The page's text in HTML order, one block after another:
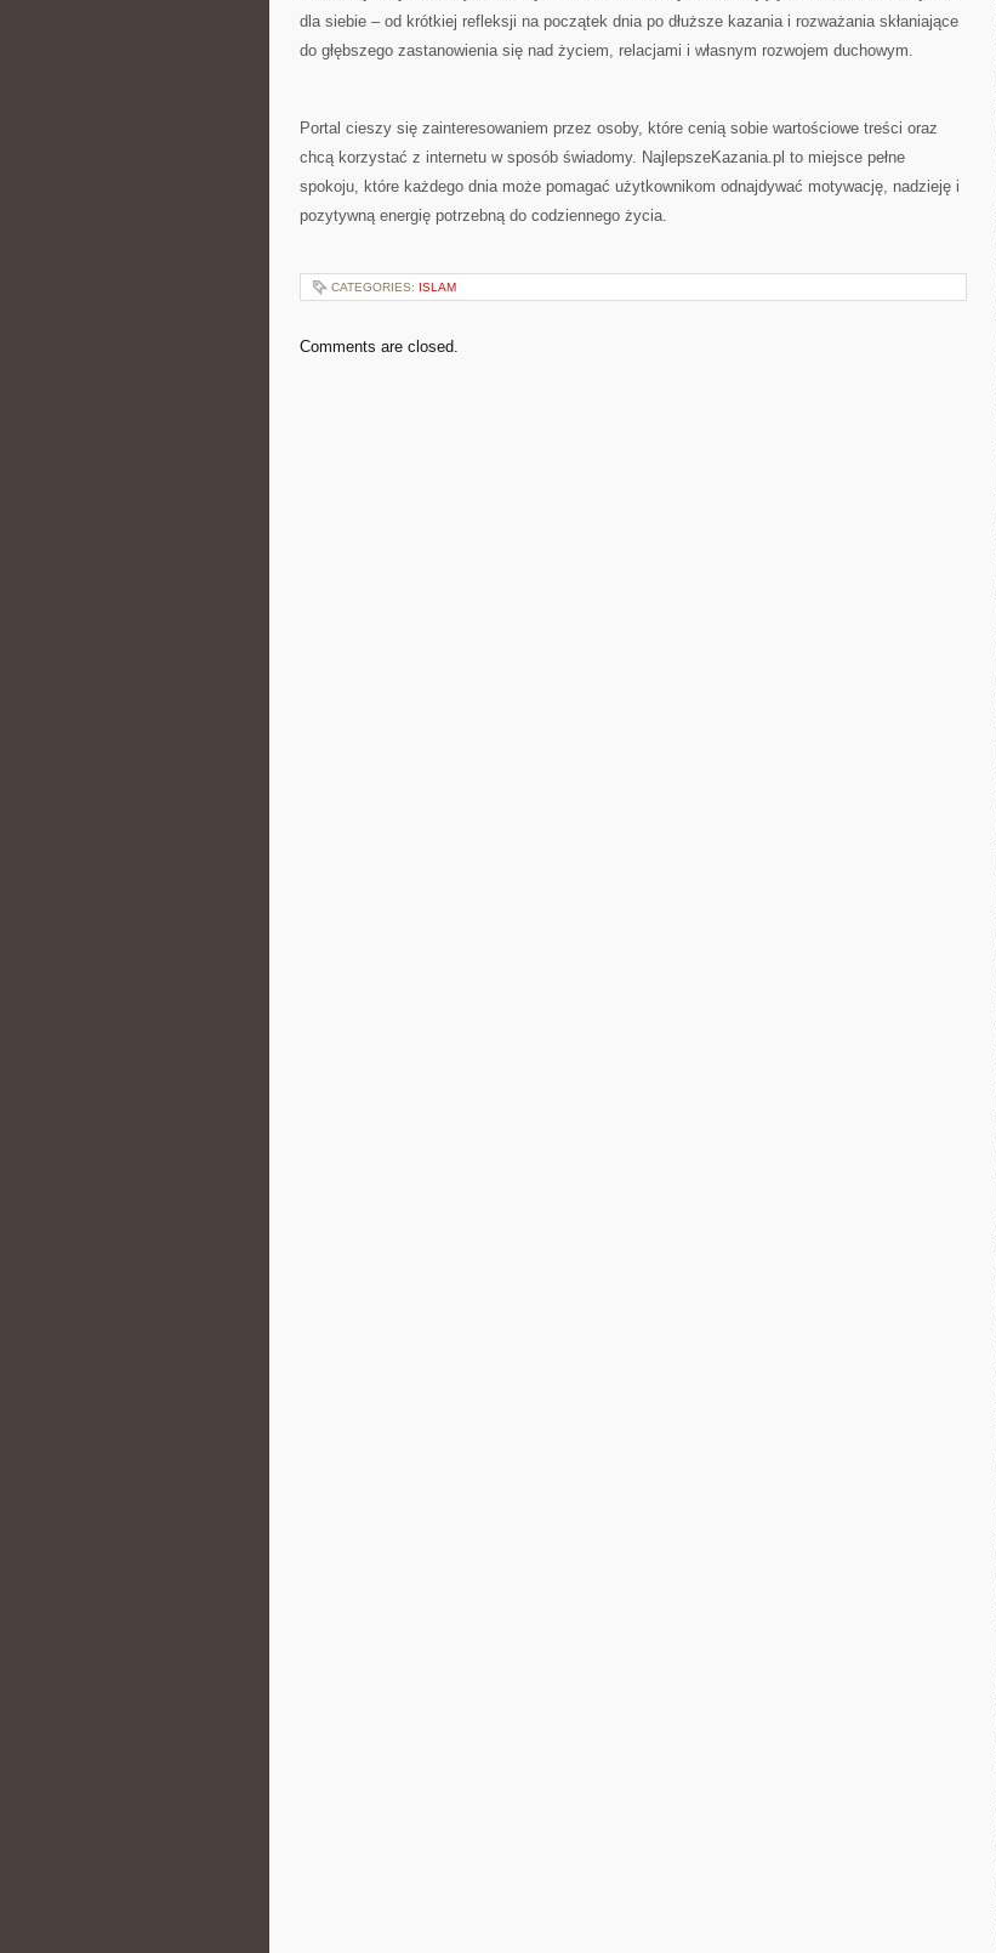
dla siebie – od krótkiej refleksji na początek dnia po dłuższe kazania i rozważania skłaniające
do głębszego zastanowienia się nad życiem, relacjami i własnym rozwojem duchowym.
Portal cieszy się zainteresowaniem przez osoby, które cenią sobie wartościowe treści oraz
chcą korzystać z internetu w sposób świadomy. NajlepszeKazania.pl to miejsce pełne
spokoju, które każdego dnia może pomagać użytkownikom odnajdywać motywację, nadzieję i
pozytywną energię potrzebną do codziennego życia.
CATEGORIES: ISLAM
Comments are closed.